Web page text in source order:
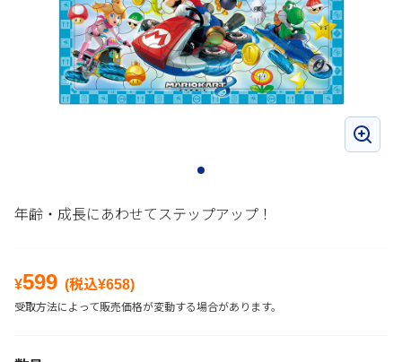
年齢・成長にあわせてステップアップ！
¥599 (税込¥658)
受取方法によって販売価格が変動する場合があります。